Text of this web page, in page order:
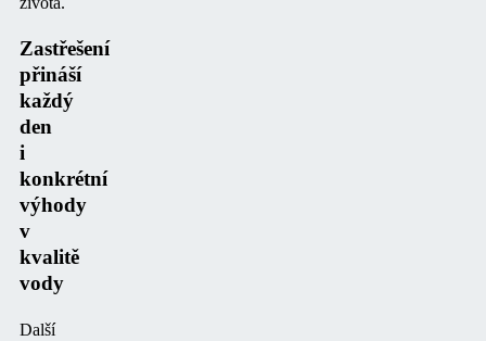
Zastřešení
přináší
každý
den
i
konkrétní
výhody
v
kvalitě
vody
Další